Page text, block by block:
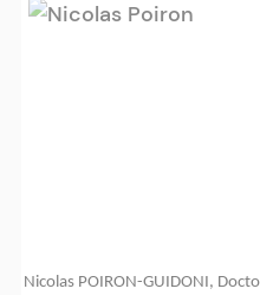
Nicolas POIRON-GUIDONI,